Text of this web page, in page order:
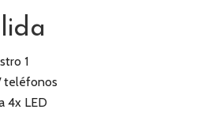
1
teléfonos
4x LED